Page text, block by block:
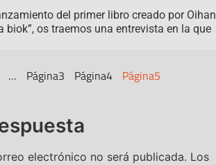
del primer libro creado por Oihan
biok”, os traemos una entrevista en la que
… Página3 Página4 Página5
electrónico no será publicada. Los